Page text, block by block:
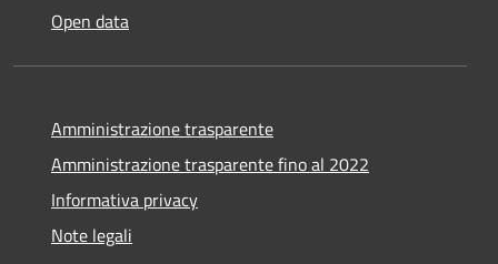
Open data
Amministrazione trasparente
Amministrazione trasparente fino al 2022
Informativa privacy
Note legali